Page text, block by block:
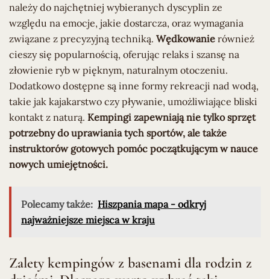
należy do najchętniej wybieranych dyscyplin ze
względu na emocje, jakie dostarcza, oraz wymagania
związane z precyzyjną techniką. Wędkowanie również
cieszy się popularnością, oferując relaks i szansę na
złowienie ryb w pięknym, naturalnym otoczeniu.
Dodatkowo dostępne są inne formy rekreacji nad wodą,
takie jak kajakarstwo czy pływanie, umożliwiające bliski
kontakt z naturą. Kempingi zapewniają nie tylko sprzęt
potrzebny do uprawiania tych sportów, ale także
instruktorów gotowych pomóc początkującym w nauce
nowych umiejętności.
Polecamy także: Hiszpania mapa - odkryj
najważniejsze miejsca w kraju
Zalety kempingów z basenami dla rodzin z